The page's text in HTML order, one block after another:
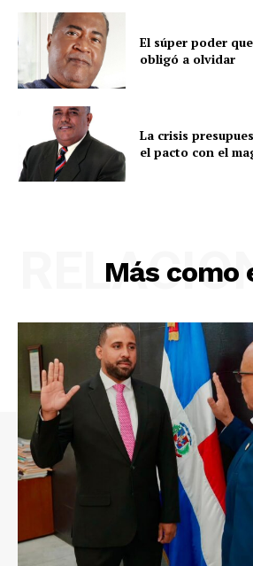
El súper poder
obligó a olvidar
La crisis
el pacto con el
Más como